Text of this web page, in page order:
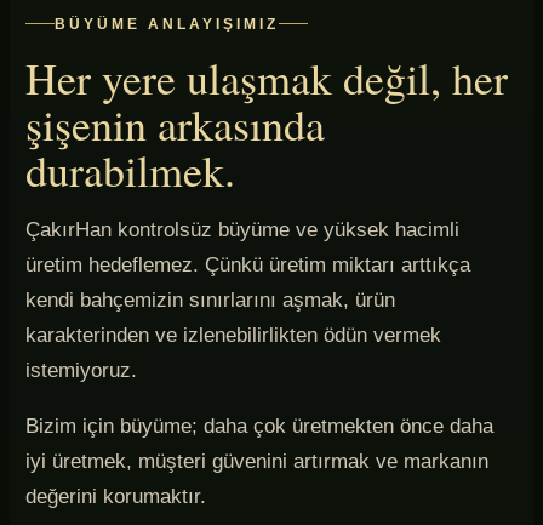
BÜYÜME ANLAYIŞIMIZ
Her yere ulaşmak değil, her
şişenin arkasında
durabilmek.
ÇakırHan kontrolsüz büyüme ve yüksek hacimli
üretim hedeflemez. Çünkü üretim miktarı arttıkça
kendi bahçemizin sınırlarını aşmak, ürün
karakterinden ve izlenebilirlikten ödün vermek
istemiyoruz.
Bizim için büyüme; daha çok üretmekten önce daha
iyi üretmek, müşteri güvenini artırmak ve markanın
değerini korumaktır.